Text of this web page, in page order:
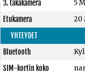
3. takakamera
5
Etukamera
20
YHTEYDET
Bluetooth
SIM-kortin koko